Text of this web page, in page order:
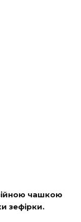
чашкою
зефірки.